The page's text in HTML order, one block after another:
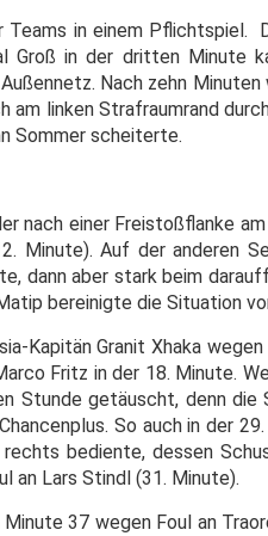
in einem Pflichtspiel.
Groß in der dritten Minute
Nach zehn
linken Strafraumrand
Sommer scheiterte.
nach einer Freistoßflanke
Minute). Auf der anderen
dann aber stark beim
bereinigte die Situation
Kapitän Granit Xhaka
Fritz in der 18. Minute.
Stunde getäuscht, denn die
So auch in der
bediente, dessen
an Lars Stindl (31. Minute).
37 wegen Foul an